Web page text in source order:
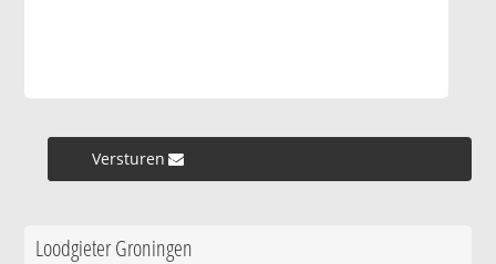
Versturen »
Loodgieter Groningen